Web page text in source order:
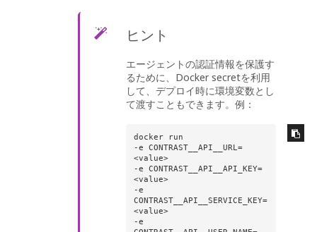
ヒント
エージェントの認証情報を保護す
るために、Docker secretを利用
して、デプロイ時に環境変数とし
て渡すこともできます。例：
docker run
-e CONTRAST__API__URL=
<value>
-e CONTRAST__API__API_KEY=
<value>
-e
CONTRAST__API__SERVICE_KEY=
<value>
-e